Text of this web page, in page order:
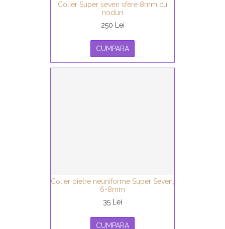
Colier Super seven sfere 8mm cu
noduri
250 Lei
CUMPARA
Colier pietre neuniforme Super Seven,
6-8mm
35 Lei
CUMPARA